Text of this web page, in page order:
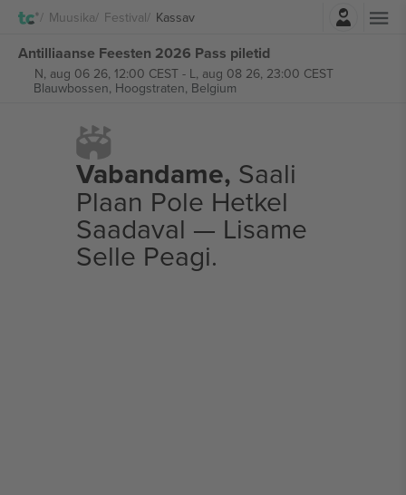
Muusika Festival Kassav
Antilliaanse Feesten 2026 Pass piletid
N, aug 06 26, 12:00 CEST- L, aug 08 26, 23:00 CEST
Blauwbossen, Hoogstraten, Belgium
Vabandame, Saali
Plaan Pole Hetkel
Saadaval — Lisame
Selle Peagi.